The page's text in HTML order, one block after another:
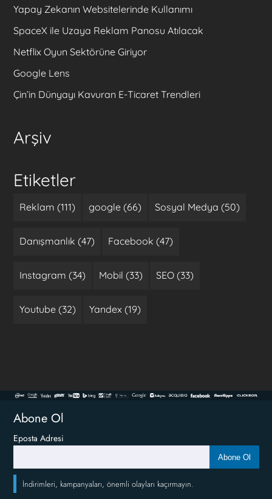
Yapay Zekanın Websitelerinde Kullanımı
SpaceX ile Uzaya Reklam Panosu Atılacak
Netflix Oyun Sektörüne Giriyor
Google Lens
Çin’in Dünyayı Kavuran E-Ticaret Trendleri
Arşiv
Etiketler
Reklam (111) google (66) Sosyal Medya (50)
Danışmanlık (47) Facebook (47)
Instagram (34) Mobil (33) SEO (33)
Youtube (32) Yandex (19)
Abone Ol
Eposta Adresi
Abone Ol
İndirimleri, kampanyaları, önemli olayları kaçırmayın.